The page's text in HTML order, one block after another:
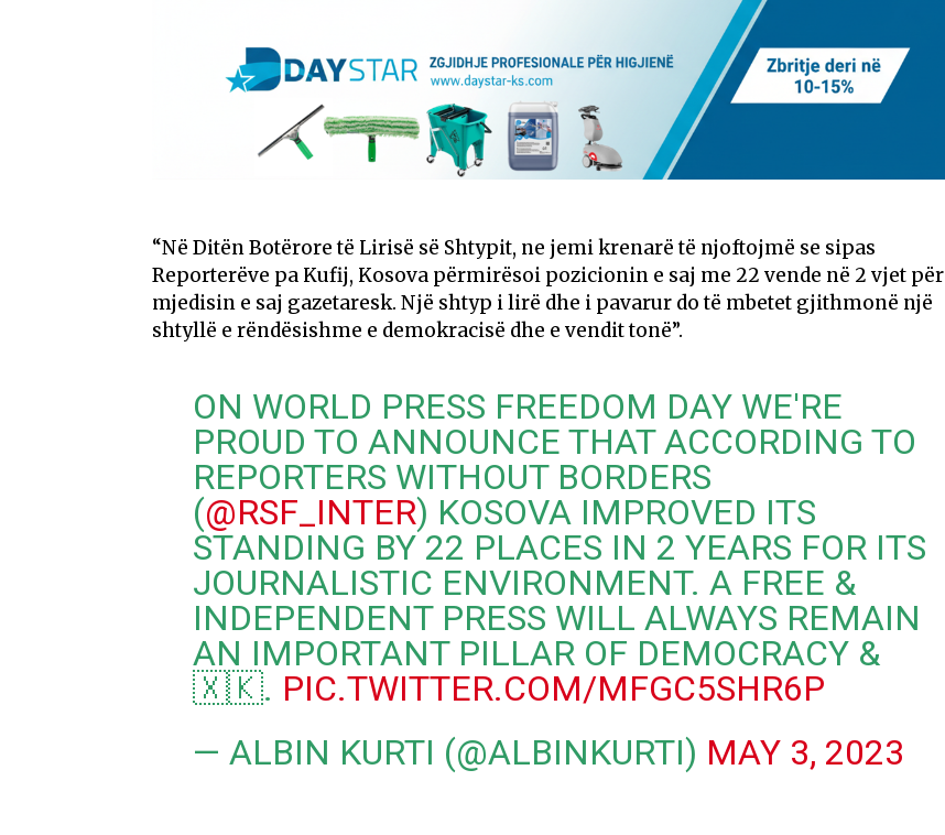
“Në Ditën Botërore të Lirisë së Shtypit, ne jemi krenarë të njoftojmë se sipas
Reporterëve pa Kufij, Kosova përmirësoi pozicionin e saj me 22 vende në 2 vjet për
mjedisin e saj gazetaresk. Një shtyp i lirë dhe i pavarur do të mbetet gjithmonë një
shtyllë e rëndësishme e demokracisë dhe e vendit tonë”.
ON WORLD PRESS FREEDOM DAY WE'RE
PROUD TO ANNOUNCE THAT ACCORDING TO
REPORTERS WITHOUT BORDERS
(@RSF_INTER) KOSOVA IMPROVED ITS
STANDING BY 22 PLACES IN 2 YEARS FOR ITS
JOURNALISTIC ENVIRONMENT. A FREE &
INDEPENDENT PRESS WILL ALWAYS REMAIN
AN IMPORTANT PILLAR OF DEMOCRACY &
🇽🇰. PIC.TWITTER.COM/MFGC5SHR6P
— ALBIN KURTI (@ALBINKURTI) MAY 3, 2023